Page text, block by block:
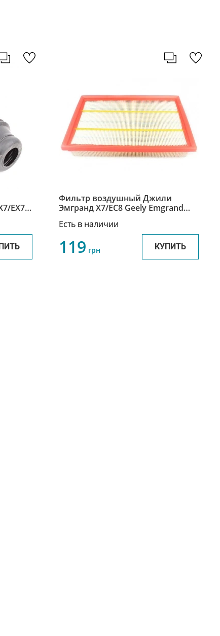
EX7 /
Фильтр воздушный Джили
Эмгранд Х7/ЕС8 Geely Emgrand
Есть в наличии
119 грн КУПИТЬ